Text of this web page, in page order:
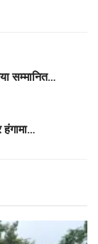
सम्मानित…
हंगामा…